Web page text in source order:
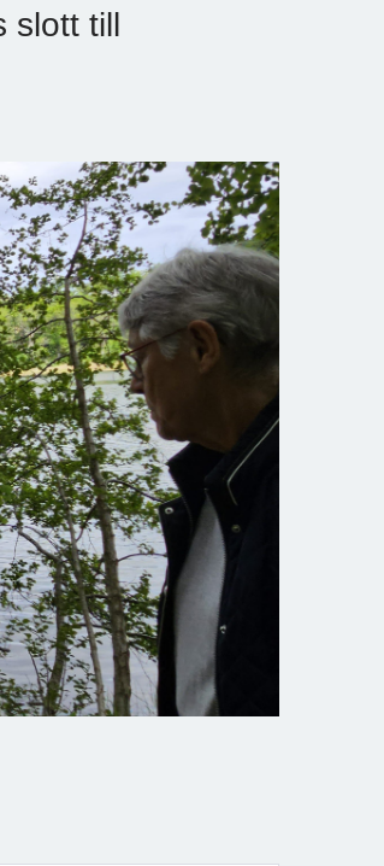
slott till